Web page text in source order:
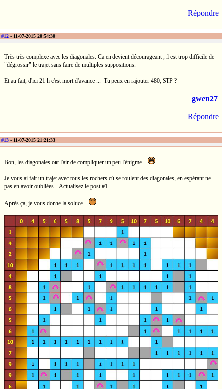
Répondre
#12 - 11-07-2015 20:54:30
Très très complexe avec les diagonales. Ca en devient décourageant , il est trop difficile de
"dégrossir" le trajet sans faire de multiples suppositions.
Et au fait, d'ici 21 h c'est mort d'avance ... Tu peux en rajouter 480, STP ?
gwen27
Répondre
#13 - 11-07-2015 21:21:33
Bon, les diagonales ont l'air de compliquer un peu l'énigme...
Je vous ai fait un trajet avec tous les rochers où se roulent des diagonales, en espérant ne
pas en avoir oubliées... Actualisez le post #1.
Après ça, je vous donne la soluce...